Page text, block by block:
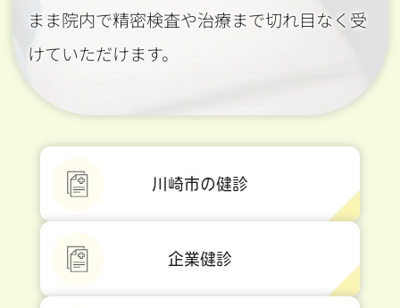
まま院内で精密検査や治療まで切れ目なく受
けていただけます。
川崎市の健診
企業健診